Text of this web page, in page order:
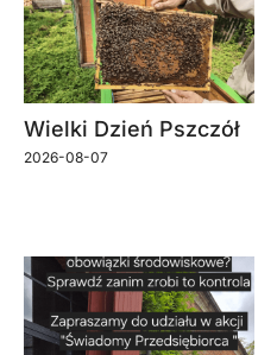
Wielki Dzień Pszczół
2026-08-07